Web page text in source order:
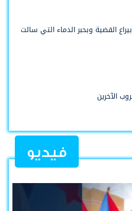
القضية وبحبر الدماء التي سالت
الآخرين
فيديو